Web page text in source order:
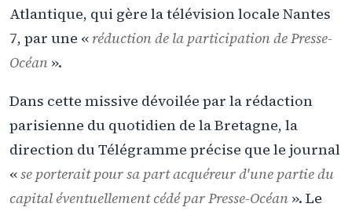
Atlantique, qui gère la télévision locale Nantes
7, par une « réduction de la participation de Presse-
Océan ».
Dans cette missive dévoilée par la rédaction
parisienne du quotidien de la Bretagne, la
direction du Télégramme précise que le journal
«se porterait pour sa part acquéreur d'une partie du
capital éventuellement cédé par Presse-Océan ». Le